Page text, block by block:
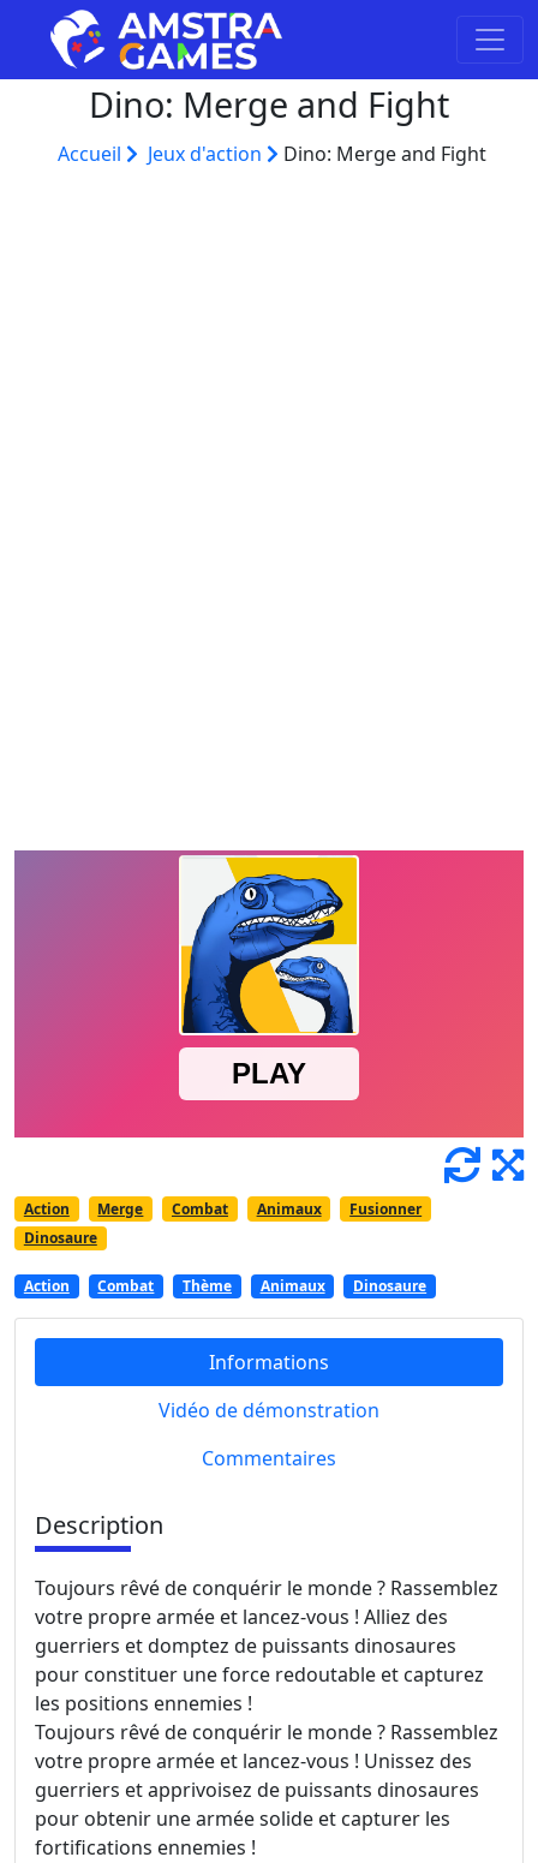
Dino: Merge and Fight
Accueil Jeux d'action Dino: Merge and Fight
Action Merge Combat Animaux
Fusionner
Dinosaure
Action Combat Thème Animaux Dinosaure
Informations
Vidéo de démonstration
Commentaires
Description
Toujours rêvé de conquérir le monde ? Rassemblez
votre propre armée et lancez-vous ! Alliez des
guerriers et domptez de puissants dinosaures
pour constituer une force redoutable et capturez
les positions ennemies !
Toujours rêvé de conquérir le monde ? Rassemblez
votre propre armée et lancez-vous ! Unissez des
guerriers et apprivoisez de puissants dinosaures
pour obtenir une armée solide et capturer les
fortifications ennemies !